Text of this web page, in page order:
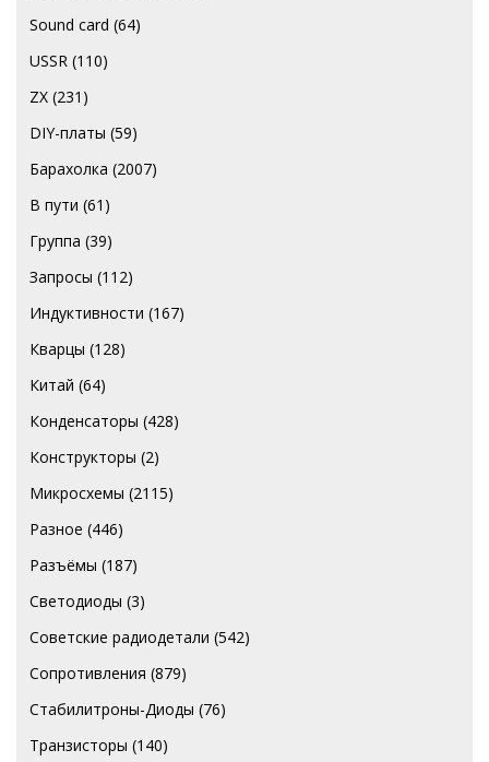
Sound card (64)
USSR (110)
ZX (231)
DIY-платы (59)
Барахолка (2007)
В пути (61)
Группа (39)
Запросы (112)
Индуктивности (167)
Кварцы (128)
Китай (64)
Конденсаторы (428)
Конструкторы (2)
Микросхемы (2115)
Разное (446)
Разъёмы (187)
Светодиоды (3)
Советские радиодетали (542)
Сопротивления (879)
Стабилитроны-Диоды (76)
Транзисторы (140)